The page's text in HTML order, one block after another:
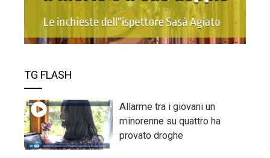
TG FLASH
Allarme tra i giovani un
minorenne su quattro ha
provato droghe